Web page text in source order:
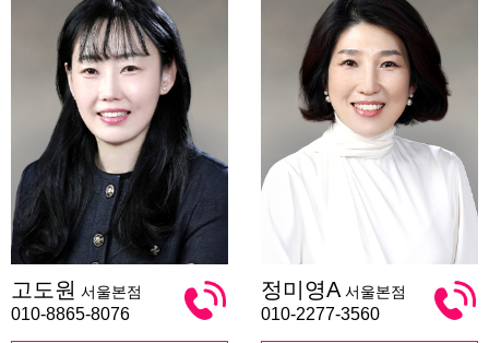
도
원
고도원 서울본점
010-8865-8076
미
영
정미영A 서울본점
010-2277-3560